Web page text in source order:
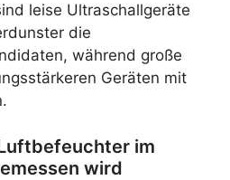
leise Ultraschallgeräte
die
während große
Geräten mit
im
wird